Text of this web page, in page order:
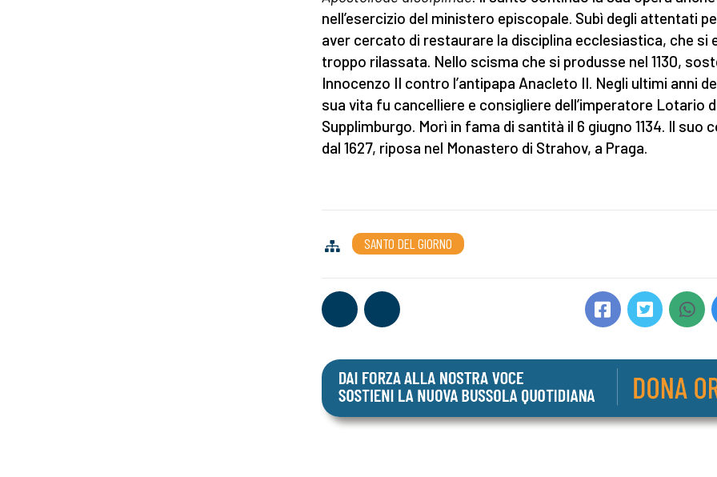
nell’esercizio del ministero episcopale. Subì degli attentati
aver cercato di restaurare la disciplina ecclesiastica, che si
troppo rilassata. Nello scisma che si produsse nel 1130,
Innocenzo II contro l’antipapa Anacleto II. Negli ultimi anni
sua vita fu cancelliere e consigliere dell’imperatore Lotario
Supplimburgo. Morì in fama di santità il 6 giugno 1134. Il suo
dal 1627, riposa nel Monastero di Strahov, a Praga.
SANTO DEL GIORNO